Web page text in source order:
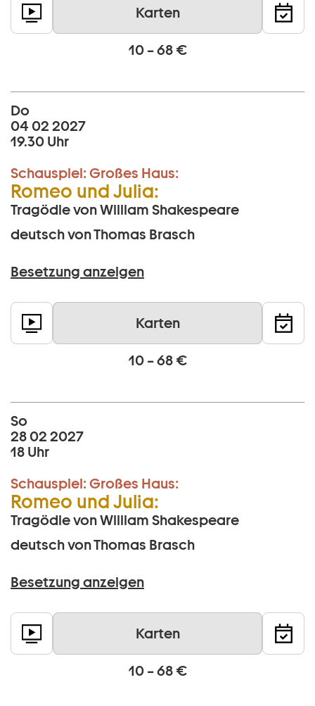
Karten
10 – 68 €
Do
04 02 2027
19.30 Uhr
Schauspiel: Großes Haus:
Romeo und Julia:
Tragödie von William Shakespeare
deutsch von Thomas Brasch
Besetzung anzeigen
Karten
10 – 68 €
So
28 02 2027
18 Uhr
Schauspiel: Großes Haus:
Romeo und Julia:
Tragödie von William Shakespeare
deutsch von Thomas Brasch
Besetzung anzeigen
Karten
10 – 68 €